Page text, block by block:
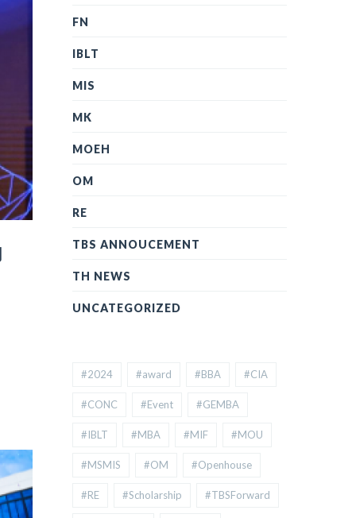
FN
IBLT
MIS
MK
MOEH
OM
RE
TBS ANNOUCEMENT
TH NEWS
UNCATEGORIZED
#2024 #award #BBA #CIA
#CONC #Event #GEMBA
#IBLT #MBA #MIF #MOU
#MSMIS #OM #Openhouse
#RE #Scholarship #TBSForward